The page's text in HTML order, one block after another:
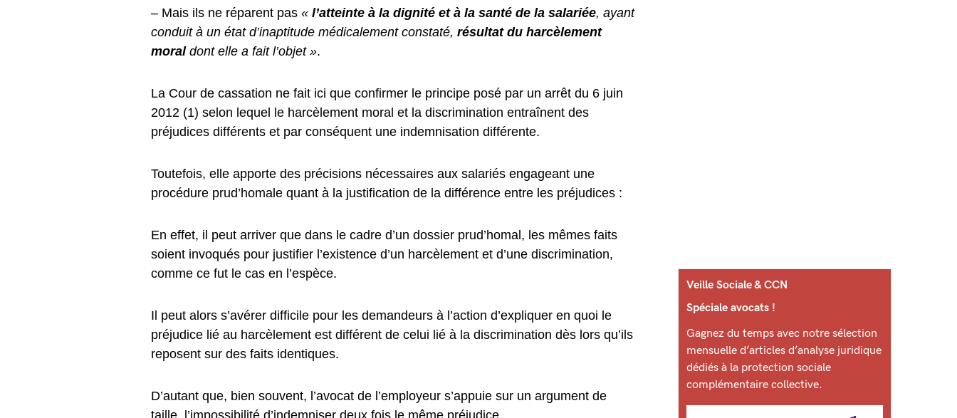
– Mais ils ne réparent pas « l’atteinte à la dignité et à la santé de la salariée, ayant
conduit à un état d’inaptitude médicalement constaté, résultat du harcèlement
moraldont elle a fait l’objet ».
La Cour de cassation ne fait ici que confirmer le principe posé par un arrêt du 6 juin
2012 (1) selon lequel le harcèlement moral et la discrimination entraînent des
préjudices différents et par conséquent une indemnisation différente.
Toutefois, elle apporte des précisions nécessaires aux salariés engageant une
procédure prud’homale quant à la justification de la différence entre les préjudices :
En effet, il peut arriver que dans le cadre d’un dossier prud’homal, les mêmes faits
soient invoqués pour justifier l’existence d’un harcèlement et d’une discrimination,
comme ce fut le cas en l’espèce.
Il peut alors s’avérer difficile pour les demandeurs à l’action d’expliquer en quoi le
préjudice lié au harcèlement est différent de celui lié à la discrimination dès lors qu’ils
reposent sur des faits identiques.
D’autant que, bien souvent, l’avocat de l’employeur s’appuie sur un argument de
taille, l’impossibilité d’indemniser deux fois le même préjudice.
Veille Sociale & CCN
Spéciale avocats !
Gagnez du temps avec notre sélection
mensuelle d’articles d’analyse juridique
dédiés à la protection sociale
complémentaire collective.